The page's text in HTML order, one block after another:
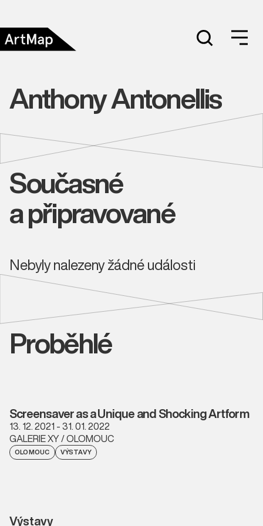
Anthony Antonellis
Současné
a připravované
Nebyly nalezeny žádné události
Proběhlé
Screensaver as a Unique and Shocking Artform
13. 12. 2021 - 31. 01. 2022
GALERIE XY / OLOMOUC
OLOMOUC VÝSTAVY
Výstavy